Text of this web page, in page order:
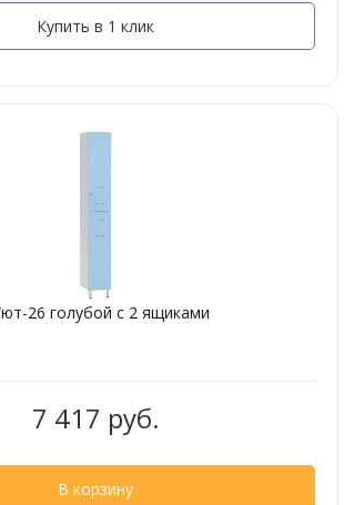
Купить в 1 клик
26 голубой с 2 ящиками
7 417 руб.
В корзину